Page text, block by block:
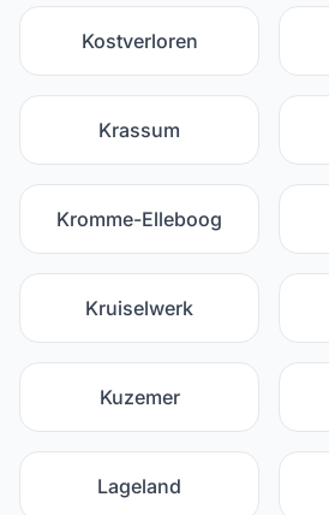
Kostverloren
Krassum
Kromme-Elleboog
Kruiselwerk
Kuzemer
Lageland